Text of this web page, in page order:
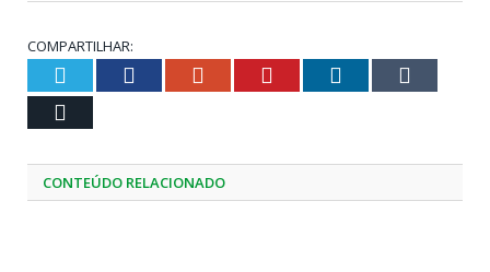
COMPARTILHAR:
Twitter Facebook Google+ Pinterest LinkedIn
CONTEÚDO RELACIONADO